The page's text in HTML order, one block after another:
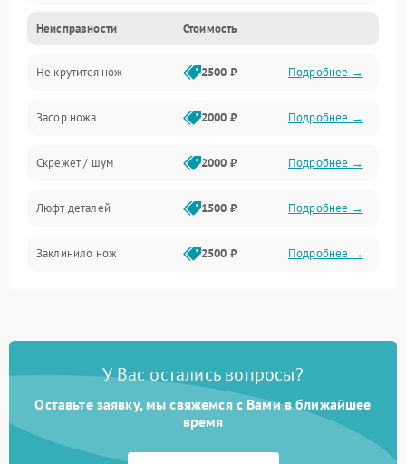
Неисправности Стоимость
Не крутится нож 2500 ₽ Подробнее →
Засор ножа 2000 ₽ Подробнее →
Скрежет / шум 2000 ₽ Подробнее →
Люфт деталей 1500 ₽ Подробнее →
Заклинило нож 2500 ₽ Подробнее →
У Вас остались вопросы?
Оставьте заявку, мы свяжемся с Вами в ближайшее
время